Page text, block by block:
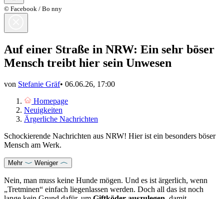
© Facebook / Bo nny
Auf einer Straße in NRW: Ein sehr böser
Mensch treibt hier sein Unwesen
von Stefanie Gräf• 06.06.26, 17:00
Homepage
Neuigkeiten
Ärgerliche Nachrichten
Schockierende Nachrichten aus NRW! Hier ist ein besonders böser
Mensch am Werk.
Mehr Weniger
Nein, man muss keine Hunde mögen. Und es ist ärgerlich, wenn
„Tretminen“ einfach liegenlassen werden. Doch all das ist noch